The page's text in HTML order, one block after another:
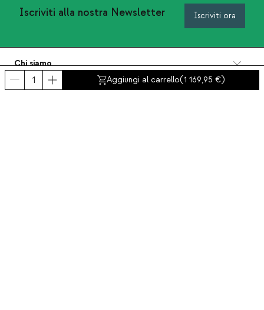
Aggiungi al carrello(1 169,95 )
Iscriviti alla nostra Newsletter Iscriviti ora
Chi siamo
Categorie
Contatto e aiuto